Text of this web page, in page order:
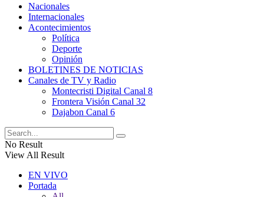
Nacionales
Internacionales
Acontecimientos
Política
Deporte
Opinión
BOLETINES DE NOTICIAS
Canales de TV y Radio
Montecristi Digital Canal 8
Frontera Visión Canal 32
Dajabon Canal 6
No Result
View All Result
EN VIVO
Portada